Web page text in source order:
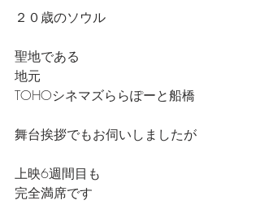
２０歳のソウル
聖地である
地元
TOHOシネマズららぽーと船橋
舞台挨拶でもお伺いしましたが
上映6週間目も
完全満席です